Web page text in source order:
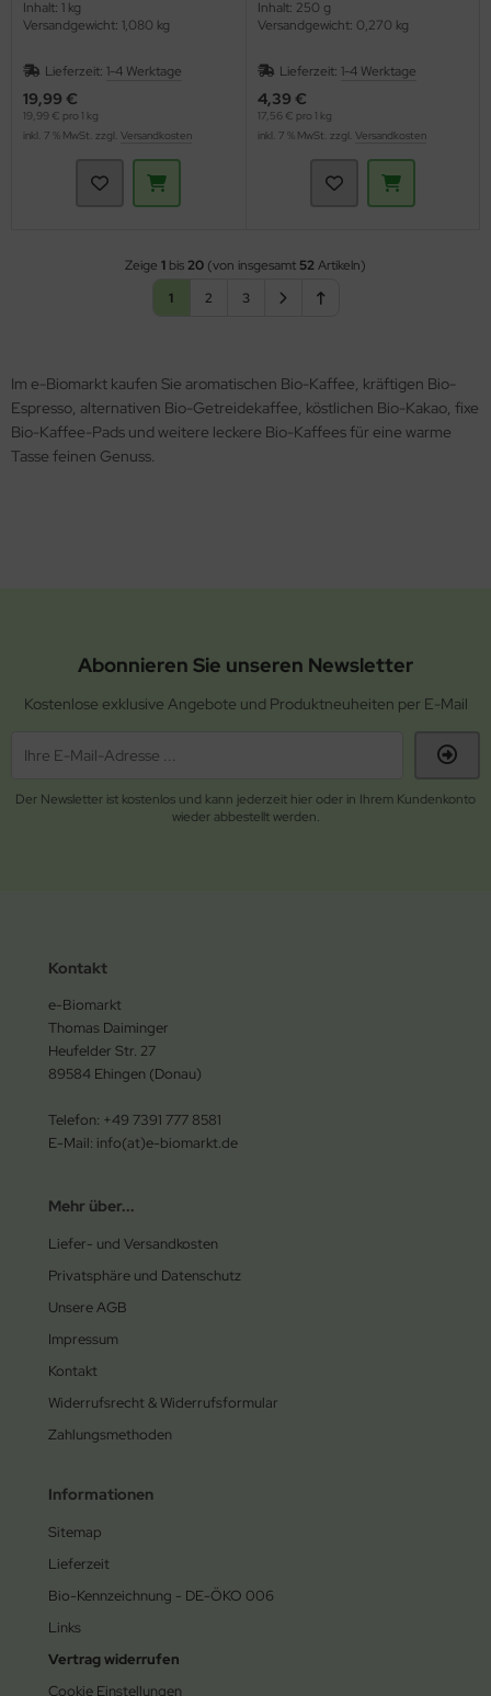
Inhalt: 1 kg
Versandgewicht: 1,080 kg
Lieferzeit: 1-4 Werktage
19,99 €
19,99 € pro 1 kg
inkl. 7 % MwSt. zzgl. Versandkosten
Inhalt: 250 g
Versandgewicht: 0,270 kg
Lieferzeit: 1-4 Werktage
4,39 €
17,56 € pro 1 kg
inkl. 7 % MwSt. zzgl. Versandkosten
Zeige 1 bis20 (von insgesamt 52Artikeln)
1
2 3
Im e-Biomarkt kaufen Sie aromatischen Bio-Kaffee, kräftigen Bio-
Espresso, alternativen Bio-Getreidekaffee, köstlichen Bio-Kakao, fixe
Bio-Kaffee-Pads und weitere leckere Bio-Kaffees für eine warme
Tasse feinen Genuss.
Abonnieren Sie unseren Newsletter
Kostenlose exklusive Angebote und Produktneuheiten per E-Mail
Der Newsletter ist kostenlos und kann jederzeit hier oder in Ihrem Kundenkonto
wieder abbestellt werden.
Kontakt
e-Biomarkt
Thomas Daiminger
Heufelder Str. 27
89584 Ehingen (Donau)
Telefon: +49 7391 777 8581
E-Mail: info(at)e-biomarkt.de
Mehr über...
Liefer- und Versandkosten
Privatsphäre und Datenschutz
Unsere AGB
Impressum
Kontakt
Widerrufsrecht & Widerrufsformular
Zahlungsmethoden
Informationen
Sitemap
Lieferzeit
Bio-Kennzeichnung - DE-ÖKO 006
Links
Vertrag widerrufen
Cookie Einstellungen